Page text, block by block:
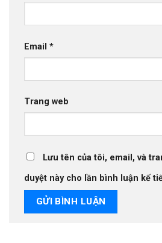
Email *
Trang web
Lưu tên của tôi, email, và
duyệt này cho lần bình luận kế